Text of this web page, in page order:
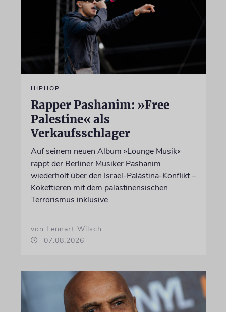
HIPHOP
Rapper Pashanim: »Free
Palestine« als
Verkaufsschlager
Auf seinem neuen Album »Lounge Musik«
rappt der Berliner Musiker Pashanim
wiederholt über den Israel-Palästina-Konflikt –
Kokettieren mit dem palästinensischen
Terrorismus inklusive
von Lennart Wilsch
07.08.2026